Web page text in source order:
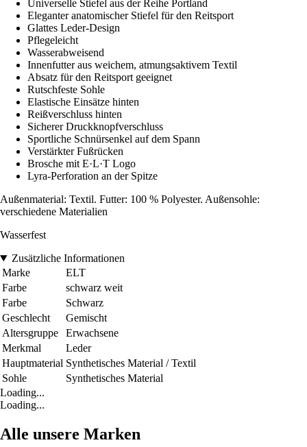
Universelle Stiefel aus der Reihe Portland
Eleganter anatomischer Stiefel für den Reitsport
Glattes Leder-Design
Pflegeleicht
Wasserabweisend
Innenfutter aus weichem, atmungsaktivem Textil
Absatz für den Reitsport geeignet
Rutschfeste Sohle
Elastische Einsätze hinten
Reißverschluss hinten
Sicherer Druckknopfverschluss
Sportliche Schnürsenkel auf dem Spann
Verstärkter Fußrücken
Brosche mit E·L·T Logo
Lyra-Perforation an der Spitze
Außenmaterial: Textil. Futter: 100 % Polyester. Außensohle:
verschiedene Materialien
Wasserfest
Zusätzliche Informationen
Marke
ELT
Farbe
schwarz weit
Farbe
Schwarz
Geschlecht
Gemischt
Altersgruppe
Erwachsene
Merkmal
Leder
Hauptmaterial Synthetisches Material / Textil
Sohle
Synthetisches Material
Loading...
Loading...
Alle unsere Marken